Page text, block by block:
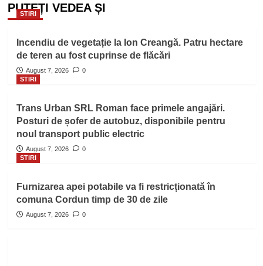
PUTEȚI VEDEA ȘI
STIRI
Incendiu de vegetație la Ion Creangă. Patru hectare
de teren au fost cuprinse de flăcări
August 7, 2026
0
STIRI
Trans Urban SRL Roman face primele angajări.
Posturi de șofer de autobuz, disponibile pentru
noul transport public electric
August 7, 2026
0
STIRI
Furnizarea apei potabile va fi restricționată în
comuna Cordun timp de 30 de zile
August 7, 2026 0